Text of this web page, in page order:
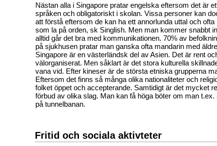
Nästan alla i Singapore pratar engelska eftersom det är
språken och obligatoriskt i skolan. Vissa personer kan
att förstå eftersom de kan ha ett annorlunda uttal och ofta
som la på orden, sk Singlish. Men man kommer snabbt
alltid går det bra med kommunikationen. 70% av
på sjukhusen pratar man ganska ofta mandarin med
Singapore är en västerländsk del av Asien. Det är rent
välorganiserat. Men såklart är det stora kulturella
vana vid. Efter kineser är de största etniska grupperna
Eftersom det finns så många olika nationaliteter och
folket öppet och accepterande. Samtidigt är det mycket
förbud av olika slag. Man kan få höga böter om man t.ex.
på tunnelbanan.
Fritid och sociala aktivteter